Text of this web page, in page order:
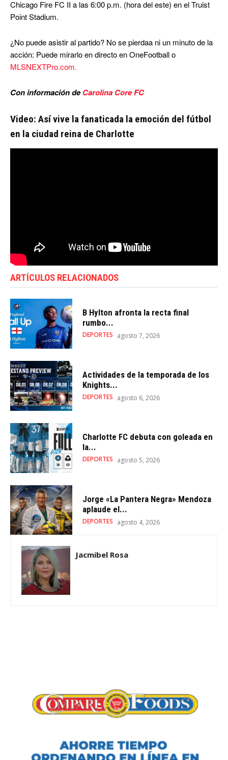
Chicago Fire FC II a las 6:00 p.m. (hora del este) en el Truist
Point Stadium.
¿No puede asistir al partido? No se pierdaa ni un minuto de la
acción: Puede mirarlo en directo en OneFootball o
MLSNEXTPro.com.
Con información deCarolina Core FC
Video: Así vive la fanaticada la emoción del fútbol
en la ciudad reina de Charlotte
ARTÍCULOS RELACIONADOS
B Hylton afronta la recta final
rumbo...
DEPORTES agosto 7, 2026
Actividades de la temporada de los
Knights...
DEPORTES agosto 6, 2026
Charlotte FC debuta con goleada en
la...
DEPORTES agosto 5, 2026
Jorge «La Pantera Negra» Mendoza
aplaude el...
DEPORTES agosto 4, 2026
Jacmibel Rosa